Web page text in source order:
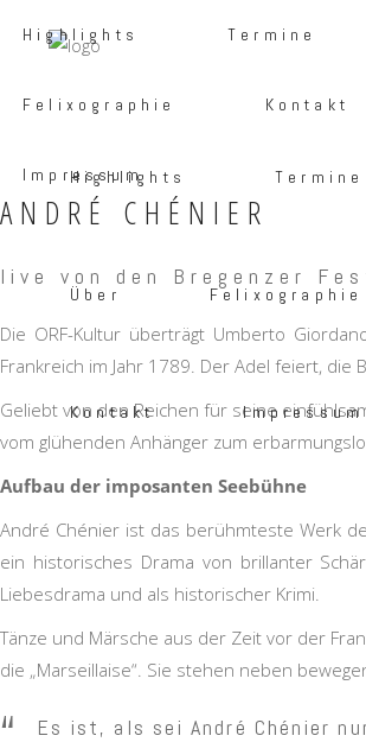
Highlights Termine
Über Felixographie
Kontakt Impressum
Highlights Termine
Felixographie Kontakt
Impressum
ANDRÉ CHÉNIER
live von den Bregenzer
Die ORF-Kultur überträgt Umberto
Frankreich im Jahr 1789. Der Adel feiert,
Geliebt von den Reichen für seine
vom glühenden Anhänger zum
Aufbau der imposanten Seebühne
André Chénier ist das berühmteste Werk
ein historisches Drama von brillanter
Liebesdrama und als historischer Krimi.
Tänze und Märsche aus der Zeit vor der
die „Marseillaise“. Sie stehen neben
Es ist, als sei André Chénier